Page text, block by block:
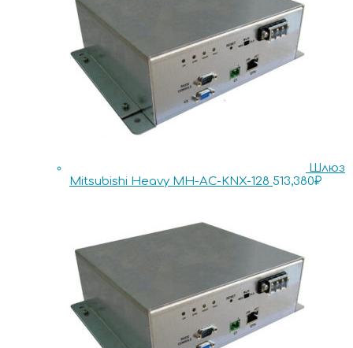
Шлюз
Mitsubishi Heavy MH-AC-KNX-128 513,380₽